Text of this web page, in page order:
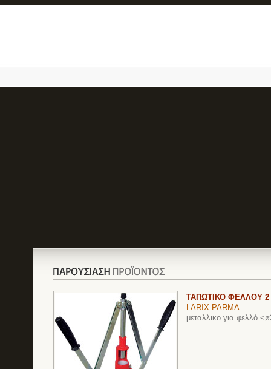
ΤΑΠΩΤΙΚΟ ΦΕΛΛΟΥ
LARIX PARMA
μεταλλικο για φελλό